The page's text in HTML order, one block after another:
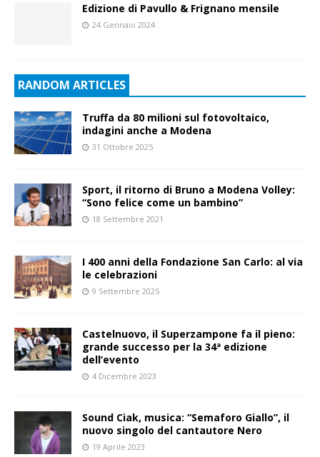
Edizione di Pavullo & Frignano mensile
24 Gennaio 2024
RANDOM ARTICLES
Truffa da 80 milioni sul fotovoltaico,
indagini anche a Modena
31 Ottobre 2025
Sport, il ritorno di Bruno a Modena Volley:
“Sono felice come un bambino”
18 Settembre 2021
I 400 anni della Fondazione San Carlo: al via
le celebrazioni
9 Settembre 2025
Castelnuovo, il Superzampone fa il pieno:
grande successo per la 34ª edizione
dell’evento
4 Dicembre 2023
Sound Ciak, musica: “Semaforo Giallo”, il
nuovo singolo del cantautore Nero
19 Aprile 2023